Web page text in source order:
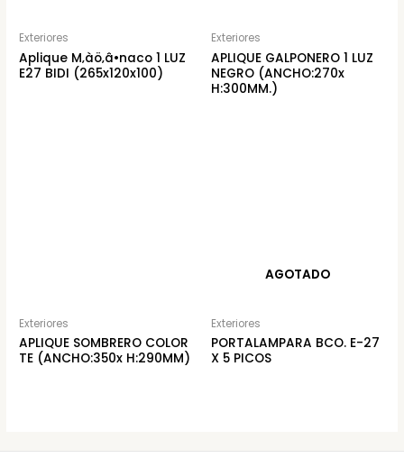
Exteriores
Aplique M‚àö‚â•naco 1 LUZ
E27 BIDI (265x120x100)
Exteriores
APLIQUE GALPONERO 1 LUZ
NEGRO (ANCHO:270x
H:300MM.)
Exteriores
APLIQUE SOMBRERO COLOR
TE (ANCHO:350x H:290MM)
AGOTADO
Exteriores
PORTALAMPARA BCO. E-27
X 5 PICOS